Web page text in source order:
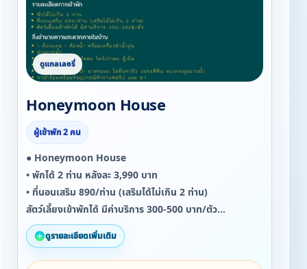
Honeymoon House
ผู้เข้าพัก 2 คน
● Honeymoon House
• พักได้ 2 ท่าน หลังละ 3,990 บาท
• ที่นอนเสริม 890/ท่าน (เสริมได้ไม่เกิน 2 ท่าน)
สัตว์เลี้ยงเข้าพักได้ มีค่าบริการ 300-500 บาท/ตัว
สิ่งอำนวยความสะดวกภายในบ้าน
▪ 1 ห้องนอน 1 ห้องน้ำ พร้อมเครื่องทำน้ำอุ่น
ดูรายละเอียดเพิ่มเติม